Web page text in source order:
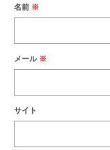
名前 ※
メール ※
サイト